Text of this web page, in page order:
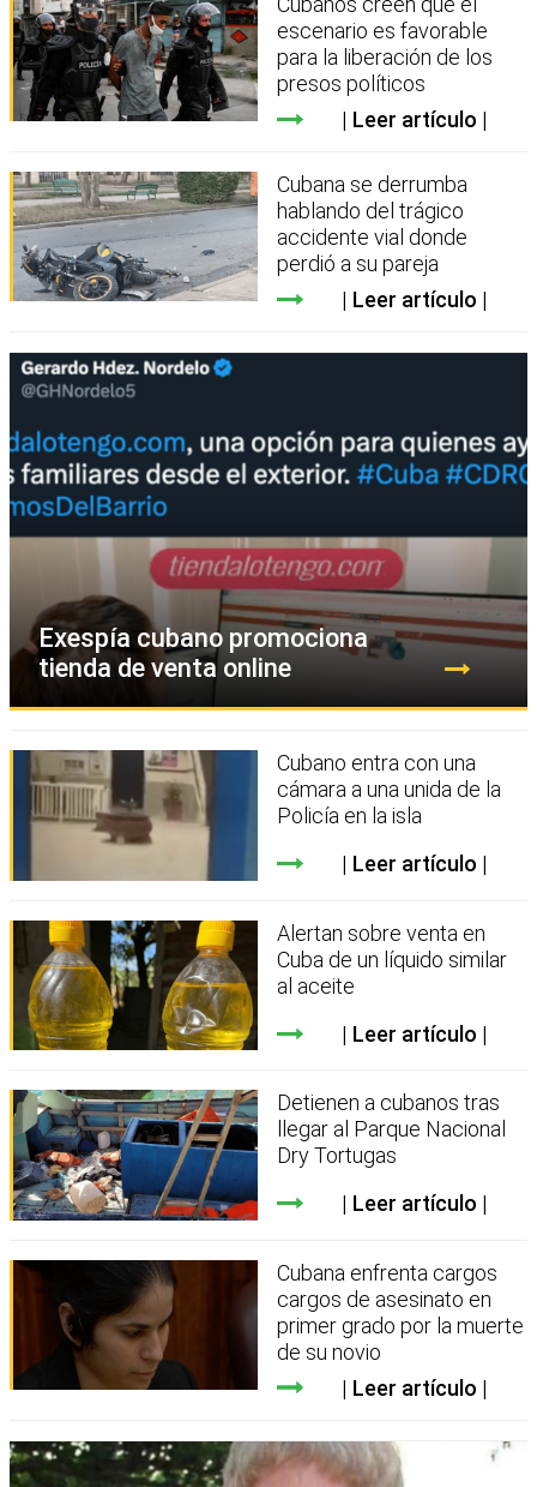
escenario es favorable
para la liberación de los
presos políticos
Leer artículo
Cubana se derrumba
hablando del trágico
accidente vial donde
perdió a su pareja
Leer artículo
Exespía cubano promociona
tienda de venta online
Cubano entra con una
cámara a una unida de la
Policía en la isla
Leer artículo
Alertan sobre venta en
Cuba de un líquido similar
al aceite
Leer artículo
Detienen a cubanos tras
llegar al Parque Nacional
Dry Tortugas
Leer artículo
Cubana enfrenta cargos
cargos de asesinato en
primer grado por la muerte
de su novio
Leer artículo